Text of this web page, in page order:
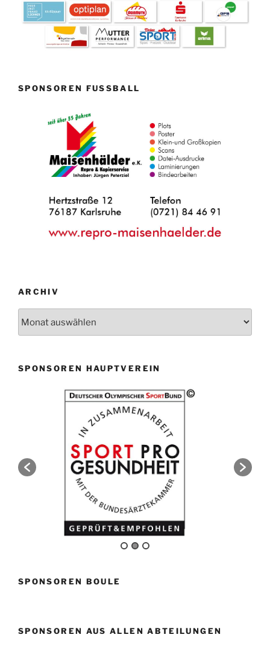
SPONSOREN FUSSBALL
ARCHIV
SPONSOREN HAUPTVEREIN
SPONSOREN BOULE
SPONSOREN AUS ALLEN ABTEILUNGEN